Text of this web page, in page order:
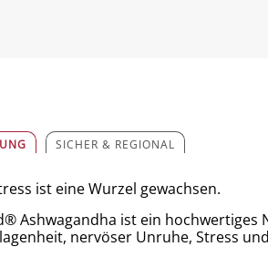
SICHER & REGIONAL
ist eine Wurzel gewachsen.
Ashwagandha ist ein
nervöser Unruhe, Stress